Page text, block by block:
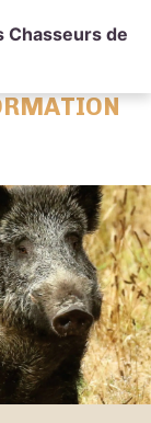
Chasseurs de